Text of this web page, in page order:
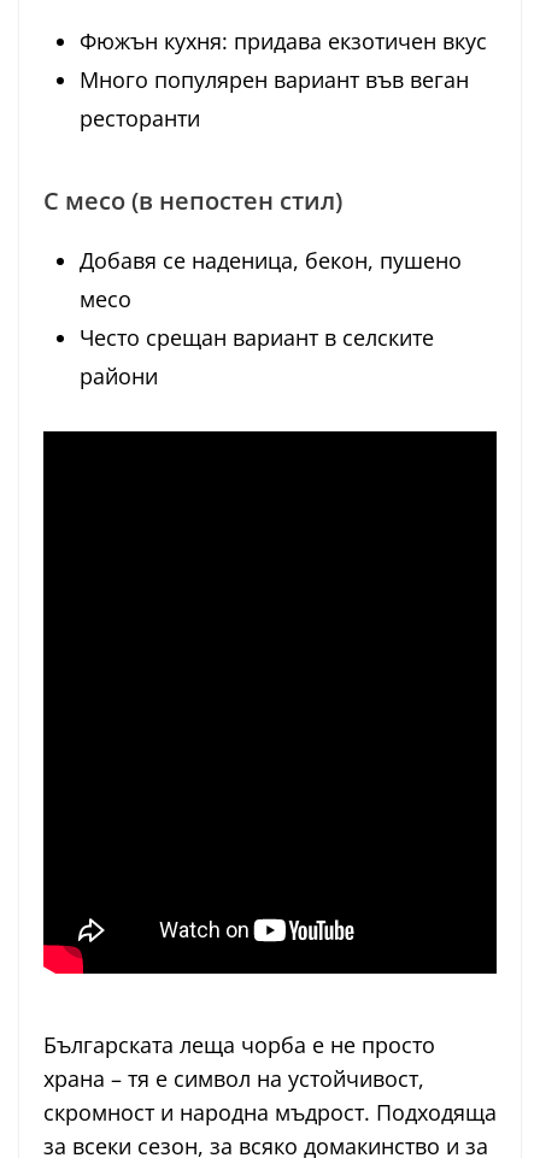
Фюжън кухня: придава екзотичен вкус
Много популярен вариант във веган
ресторанти
С месо (в непостен стил)
Добавя се наденица, бекон, пушено
месо
Често срещан вариант в селските
райони
Българската леща чорба е не просто
храна – тя е символ на устойчивост,
скромност и народна мъдрост. Подходяща
за всеки сезон, за всяко домакинство и за